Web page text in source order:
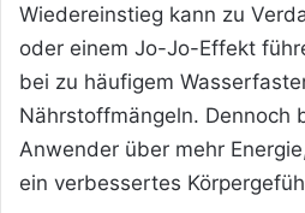
Wiedereinstieg kann zu
oder einem Jo-Jo-Effekt
bei zu häufigem
Nährstoffmängeln. Dennoch
Anwender über mehr
ein verbessertes